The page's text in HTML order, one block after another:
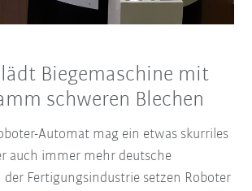
Biegemaschine mit
schweren Blechen
Automat mag ein etwas skurriles
auch immer mehr deutsche
Fertigungsindustrie setzen Roboter